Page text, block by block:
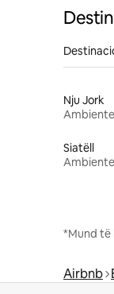
Nju Jork
Siatëll
*Mund të
Airbnb